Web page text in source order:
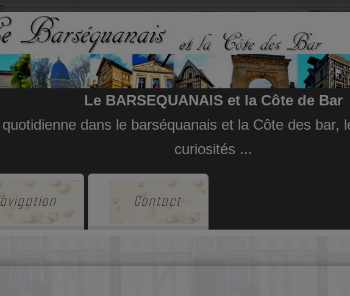
Le BARSEQUANAIS et la Côte de Bar
dans le barséquanais et la Côte des
curiosités ...
Contact